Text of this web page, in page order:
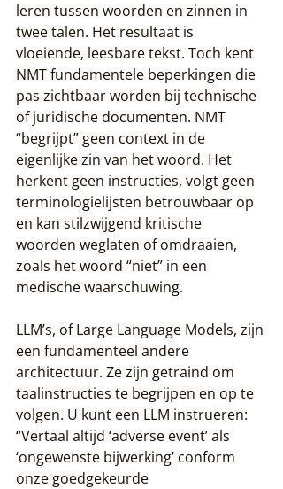
leren tussen woorden en zinnen in
twee talen. Het resultaat is
vloeiende, leesbare tekst. Toch kent
NMT fundamentele beperkingen die
pas zichtbaar worden bij technische
of juridische documenten. NMT
“begrijpt” geen context in de
eigenlijke zin van het woord. Het
herkent geen instructies, volgt geen
terminologielijsten betrouwbaar op
en kan stilzwijgend kritische
woorden weglaten of omdraaien,
zoals het woord “niet” in een
medische waarschuwing.
LLM’s, of Large Language Models, zijn
een fundamenteel andere
architectuur. Ze zijn getraind om
taalinstructies te begrijpen en op te
volgen. U kunt een LLM instrueren:
“Vertaal altijd ‘adverse event’ als
‘ongewenste bijwerking’ conform
onze goedgekeurde